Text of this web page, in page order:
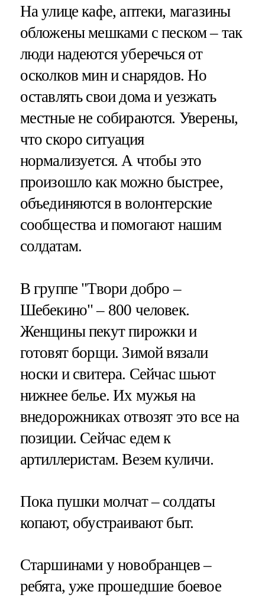
На улице кафе, аптеки, магазины
обложены мешками с песком – так
люди надеются уберечься от
осколков мин и снарядов. Но
оставлять свои дома и уезжать
местные не собираются. Уверены,
что скоро ситуация
нормализуется. А чтобы это
произошло как можно быстрее,
объединяются в волонтерские
сообщества и помогают нашим
солдатам.
В группе "Твори добро –
Шебекино" – 800 человек.
Женщины пекут пирожки и
готовят борщи. Зимой вязали
носки и свитера. Сейчас шьют
нижнее белье. Их мужья на
внедорожниках отвозят это все на
позиции. Сейчас едем к
артиллеристам. Везем куличи.
Пока пушки молчат – солдаты
копают, обустраивают быт.
Старшинами у новобранцев –
ребята, уже прошедшие боевое